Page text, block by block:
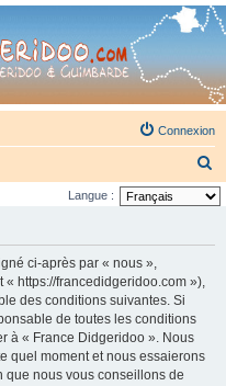
retrouvez la communauté.
Connexion
e
h
Langue :
ci-après par « nous »,
https://francedidgeridoo.com »),
des conditions suivantes. Si
de toutes les conditions
à « France Didgeridoo ». Nous
quel moment et nous essaierons
que nous vous conseillons de